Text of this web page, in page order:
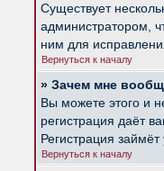
Существует
администратором,
ним для
Вернуться к началу
» Зачем мне
Вы можете этого и
регистрация даёт
Регистрация
Вернуться к началу